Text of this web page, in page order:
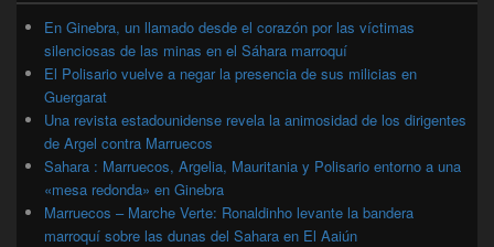
En Ginebra, un llamado desde el corazón por las víctimas
silenciosas de las minas en el Sáhara marroquí
El Polisario vuelve a negar la presencia de sus milicias en
Guergarat
Una revista estadounidense revela la animosidad de los dirigentes
de Argel contra Marruecos
Sahara : Marruecos, Argelia, Mauritania y Polisario entorno a una
«mesa redonda» en Ginebra
Marruecos – Marche Verte: Ronaldinho levante la bandera
marroquí sobre las dunas del Sahara en El Aaiún